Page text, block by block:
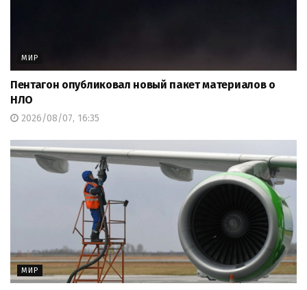
МИР
Пентагон опубликовал новый пакет материалов о
НЛО
2026/08/07, 16:35
МИР